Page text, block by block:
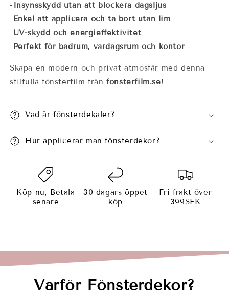
- Insynsskydd utan att blockera dagsljus
- Enkel att applicera och ta bort utan lim
-UV-skydd och energieffektivitet
- Perfekt för badrum, vardagsrum och kontor
Skapa en modern och privat atmosfär med denna
stilfulla fönsterfilm frånfönsterfilm.se!
Vad är fönsterdekaler?
Hur applicerar man fönsterdekor?
Köp nu, Betala
senare
30 dagars öppet
köp
Fri frakt över
399SEK
Varför Fönsterdekor?